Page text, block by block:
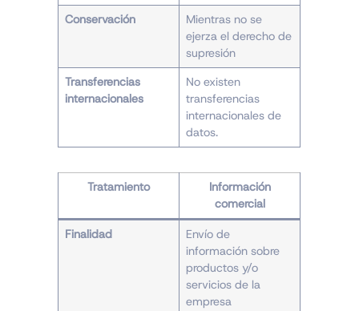
Conservación
Mientras no se
ejerza el derecho de
supresión
Transferencias
internacionales
No existen
transferencias
internacionales de
datos.
Tratamiento
Información
comercial
Finalidad
Envío de
información sobre
productos y/o
servicios de la
empresa